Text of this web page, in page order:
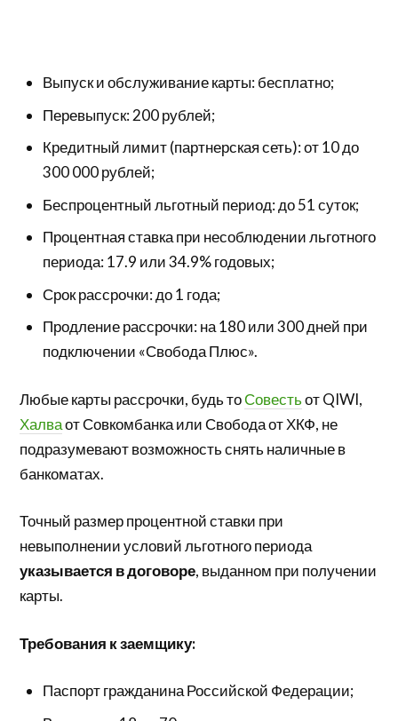
Выпуск и обслуживание карты: бесплатно;
Перевыпуск: 200 рублей;
Кредитный лимит (партнерская сеть): от 10 до
300 000 рублей;
Беспроцентный льготный период: до 51 суток;
Процентная ставка при несоблюдении льготного
периода: 17.9 или 34.9% годовых;
Срок рассрочки: до 1 года;
Продление рассрочки: на 180 или 300 дней при
подключении «Свобода Плюс».
Любые карты рассрочки, будь тоСовестьот QIWI,
Халваот Совкомбанка или Свобода от ХКФ, не
подразумевают возможность снять наличные в
банкоматах.
Точный размер процентной ставки при
невыполнении условий льготного периода
указывается в договоре, выданном при получении
карты.
Требования к заемщику:
Паспорт гражданина Российской Федерации;